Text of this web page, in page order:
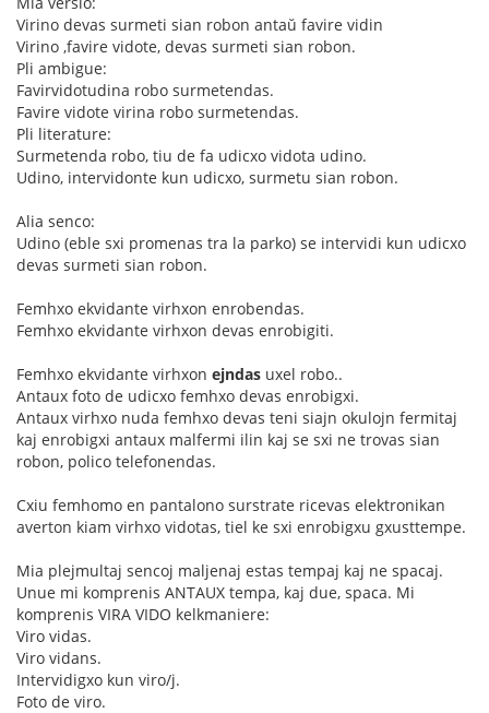
Virino devas surmeti sian robon antaŭ favire vidin
Virino ,favire vidote, devas surmeti sian robon.
Pli ambigue:
Favirvidotudina robo surmetendas.
Favire vidote virina robo surmetendas.
Pli literature:
Surmetenda robo, tiu de fa udicxo vidota udino.
Udino, intervidonte kun udicxo, surmetu sian robon.
Alia senco:
Udino (eble sxi promenas tra la parko) se intervidi kun udicxo
devas surmeti sian robon.
Femhxo ekvidante virhxon enrobendas.
Femhxo ekvidante virhxon devas enrobigiti.
Femhxo ekvidante virhxon ejndas uxel robo..
Antaux foto de udicxo femhxo devas enrobigxi.
Antaux virhxo nuda femhxo devas teni siajn okulojn fermitaj
kaj enrobigxi antaux malfermi ilin kaj se sxi ne trovas sian
robon, polico telefonendas.
Cxiu femhomo en pantalono surstrate ricevas elektronikan
averton kiam virhxo vidotas, tiel ke sxi enrobigxu gxusttempe.
Mia plejmultaj sencoj maljenaj estas tempaj kaj ne spacaj.
Unue mi komprenis ANTAUX tempa, kaj due, spaca. Mi
komprenis VIRA VIDO kelkmaniere:
Viro vidas.
Viro vidans.
Intervidigxo kun viro/j.
Foto de viro.